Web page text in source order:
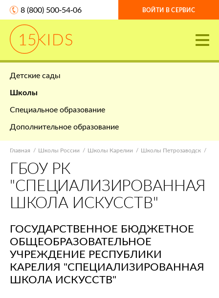
8 (800) 500-54-06 ВОЙТИ В СЕРВИС
Детские сады
Школы
Специальное образование
Дополнительное образование
Главная Школы России Школы Карелии Школы Петрозаводск
ГБОУ РК
"СПЕЦИАЛИЗИРОВАННАЯ
ШКОЛА ИСКУССТВ"
ГОСУДАРСТВЕННОЕ БЮДЖЕТНОЕ
ОБЩЕОБРАЗОВАТЕЛЬНОЕ
УЧРЕЖДЕНИЕ РЕСПУБЛИКИ
КАРЕЛИЯ "СПЕЦИАЛИЗИРОВАННАЯ
ШКОЛА ИСКУССТВ"